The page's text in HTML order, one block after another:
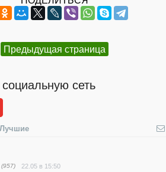
Предыдущая страница
сеть
Лучшие
22.05 в 15:50